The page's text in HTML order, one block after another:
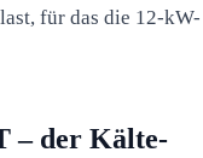
für das die 12-kW-
– der Kälte-